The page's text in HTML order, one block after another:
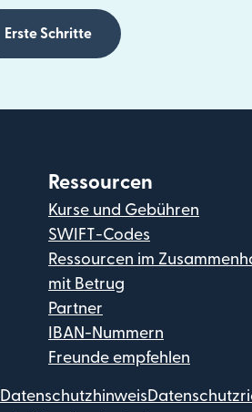
Erste Schritte
Ressourcen
Kurse und Gebühren
SWIFT-Codes
Ressourcen im
mit Betrug
Partner
IBAN-Nummern
Freunde empfehlen
Datenschutzhinweis